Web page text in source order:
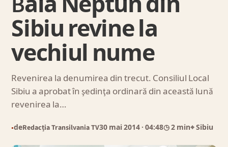
Sibiu revine la
vechiul nume
Revenirea la denumirea din trecut. Consiliul Local
Sibiu a aprobat în şedinţa ordinară din această lună
revenirea la…
●deRedacția Transilvania TV30 mai 2014 · 04:48◷ 2 min⌖ Sibiu